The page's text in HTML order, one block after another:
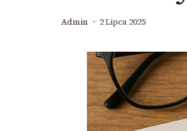
Admin 2 Lipca 2025